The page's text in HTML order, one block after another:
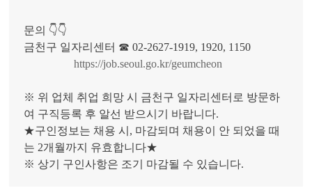
문의 👇👇
금천구 일자리센터 ☎ 02-2627-1919, 1920, 1150
https://job.seoul.go.kr/geumcheon
※ 위 업체 취업 희망 시 금천구 일자리센터로 방문하
여 구직등록 후 알선 받으시기 바랍니다.
★구인정보는 채용 시, 마감되며 채용이 안 되었을 때
는 2개월까지 유효합니다★
※ 상기 구인사항은 조기 마감될 수 있습니다.